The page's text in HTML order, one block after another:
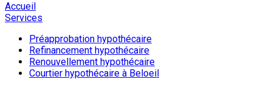
Accueil
Services
Préapprobation hypothécaire
Refinancement hypothécaire
Renouvellement hypothécaire
Courtier hypothécaire à Beloeil